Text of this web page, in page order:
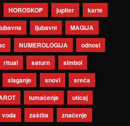
HOROSKOP jupiter
karte
ljubavni
MAGIJA
NUMEROLOGIJA
odnosi
ritual saturn
simbol
slaganje snovi
sreća
tumačenje
uticaj
voda zaštita značenje